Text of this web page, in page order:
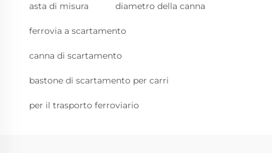
asta di misura diametro della canna
ferrovia a scartamento
canna di scartamento
bastone di scartamento per carri
per il trasporto ferroviario